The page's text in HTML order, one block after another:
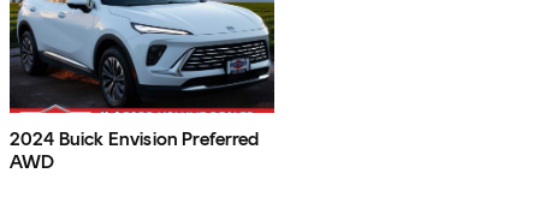
2024 Buick Envision Preferred
AWD